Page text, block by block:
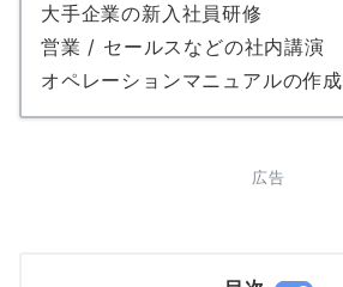
大手企業の新入社員研修
営業 / セールスなどの社内講演
オペレーションマニュアルの作成
広告